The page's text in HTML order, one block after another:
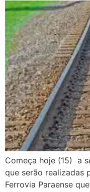
Começa hoje (15) a
que serão realizadas
Ferrovia Paraense